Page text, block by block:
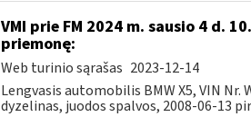
VMI prie FM 2024 m. sausio 4 d.
priemonę:
Web turinio sąrašas 2023-12-14
Lengvasis automobilis BMW X5, VIN Nr.
dyzelinas, juodos spalvos, 2008-06-13